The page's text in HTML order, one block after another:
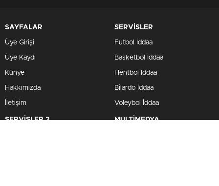
SAYFALAR
Üye Girişi
Üye Kaydı
Künye
Hakkımızda
İletişim
SERVİSLER
Futbol İddaa
Basketbol İddaa
Hentbol İddaa
Bilardo İddaa
Voleybol İddaa
SERVİSLER 2 MULTİMEDYA